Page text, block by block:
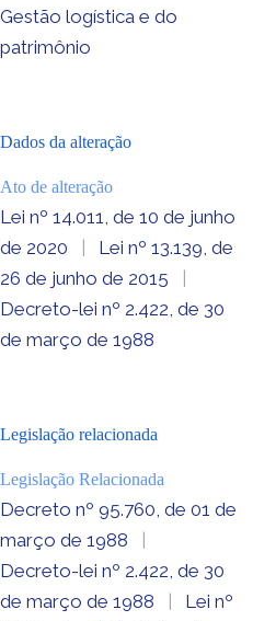
Gestão logística e do
patrimônio
Dados da alteração
Ato de alteração
Lei nº 14.011, de 10 de junho
de 2020
|
Lei nº 13.139, de
26 de junho de 2015
|
Decreto-lei nº 2.422, de 30
de março de 1988
Legislação relacionada
Legislação Relacionada
Decreto nº 95.760, de 01 de
março de 1988
|
Decreto-lei nº 2.422, de 30
de março de 1988
|
Lei nº